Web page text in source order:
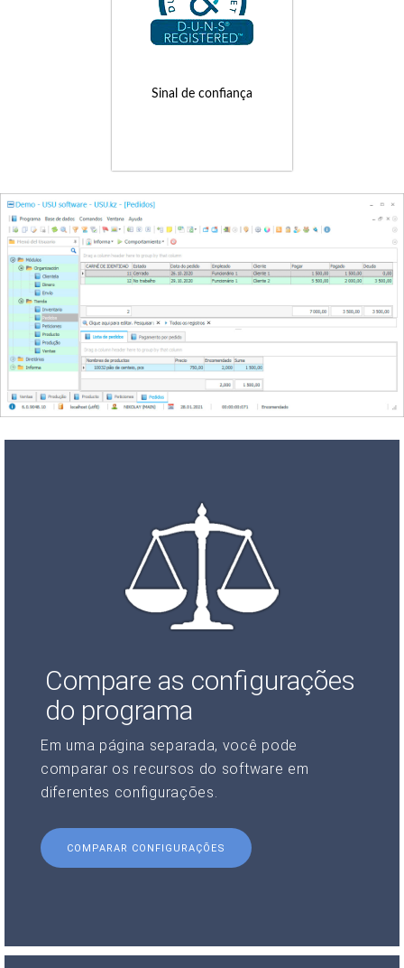
Sinal de confiança
Compare as configurações
do programa
Em uma página separada, você pode
comparar os recursos do software em
diferentes configurações.
COMPARAR CONFIGURAÇÕES